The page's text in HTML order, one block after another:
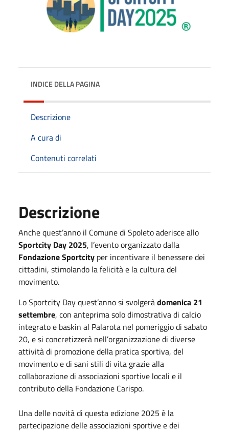
INDICE DELLA PAGINA
Descrizione
A cura di
Contenuti correlati
Descrizione
Anche quest’anno il Comune di Spoleto aderisce allo
Sportcity Day 2025, l’evento organizzato dalla
Fondazione Sportcity per incentivare il benessere dei
cittadini, stimolando la felicità e la cultura del
movimento.
Lo Sportcity Day quest’anno si svolgeràdomenica 21
settembre, con anteprima solo dimostrativa di calcio
integrato e baskin al Palarota nel pomeriggio di sabato
20, e si concretizzerà nell’organizzazione di diverse
attività di promozione della pratica sportiva, del
movimento e di sani stili di vita grazie alla
collaborazione di associazioni sportive locali e il
contributo della Fondazione Carispo.
Una delle novità di questa edizione 2025 è la
partecipazione delle associazioni sportive e dei